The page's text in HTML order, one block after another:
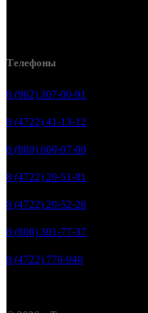
Телефоны
8 (962) 307-00-91
8 (4722) 41-13-12
8 (800) 600-07-00
8 (4722) 20-51-81
8 (4722) 20-52-26
8 (800) 301-77-37
8 (4722) 770-940